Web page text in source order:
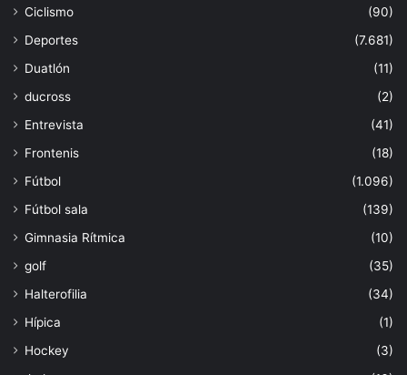
Ciclismo
(90)
Deportes
(7.681)
Duatlón
(11)
ducross
(2)
Entrevista
(41)
Frontenis
(18)
Fútbol
(1.096)
Fútbol sala
(139)
Gimnasia Rítmica
(10)
golf
(35)
Halterofilia
(34)
Hípica
(1)
Hockey
(3)